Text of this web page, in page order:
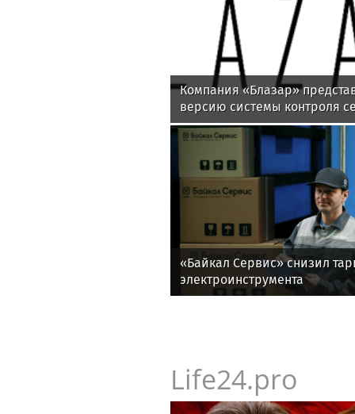
Компания «Блазар»
версию системы контроля
Blazar NAC 3.0
«Байкал Сервис» снизил
электроинструмента
Life24.pro